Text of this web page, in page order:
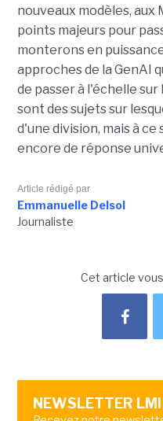
nouveaux modèles, aux
points majeurs pour
monterons en
approches de la GenAI
de passer à l'échelle
sont des sujets sur
d'une division, mais à
encore de réponse
Article rédigé par
Emmanuelle Delsol
Journaliste
Cet article
NEWSLETTER LMI